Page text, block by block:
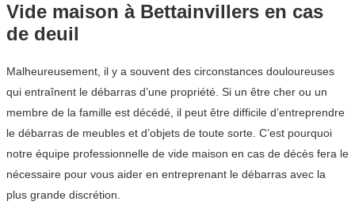
Vide maison à Bettainvillers en cas
de deuil
Malheureusement, il y a souvent des circonstances douloureuses
qui entraînent le débarras d’une propriété. Si un être cher ou un
membre de la famille est décédé, il peut être difficile d’entreprendre
le débarras de meubles et d’objets de toute sorte. C’est pourquoi
notre équipe professionnelle de vide maison en cas de décès fera le
nécessaire pour vous aider en entreprenant le débarras avec la
plus grande discrétion.